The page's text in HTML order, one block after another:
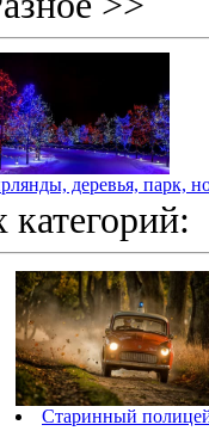
деревья, парк,
Старинный